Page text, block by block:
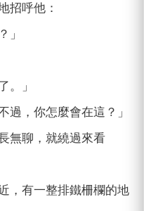
招呼他：
」
。」
過，你怎麼會在這？」
無聊，就繞過來看
，有一整排鐵柵欄的地